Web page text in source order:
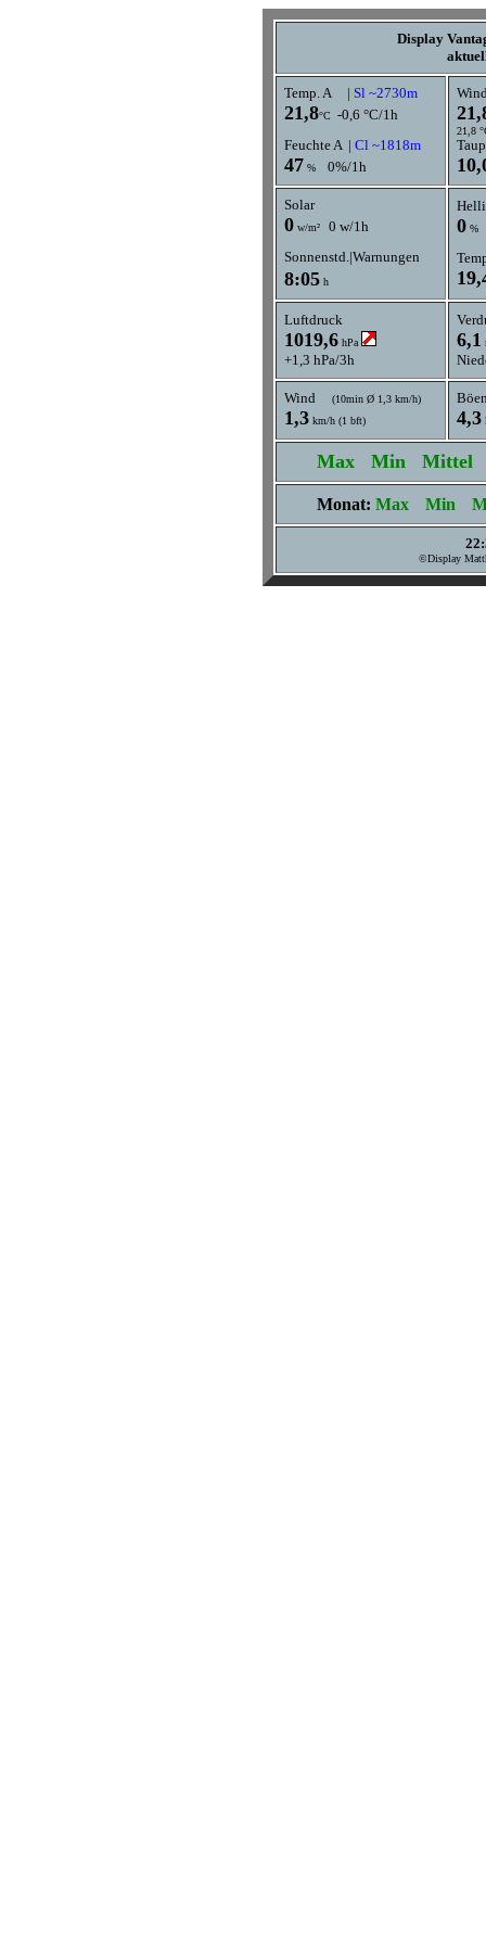
Display
Temp. A | Sl ~2730m
21,8°C
-0,6 °C/1h
Feuchte A | Cl ~1818m
47 % 0%/1h
21,8
Solar
0 w/m²
0 w/1h
Sonnenstd.|Warnungen
8:05 h
0 %
Luftdruck
1019,6 hPa
+1,3 hPa/3h
6,1
Wind (10min Ø 1,3 km/h)
1,3 km/h (1 bft) 4,3
Max Min Mittel
Monat: Max Min
©Display